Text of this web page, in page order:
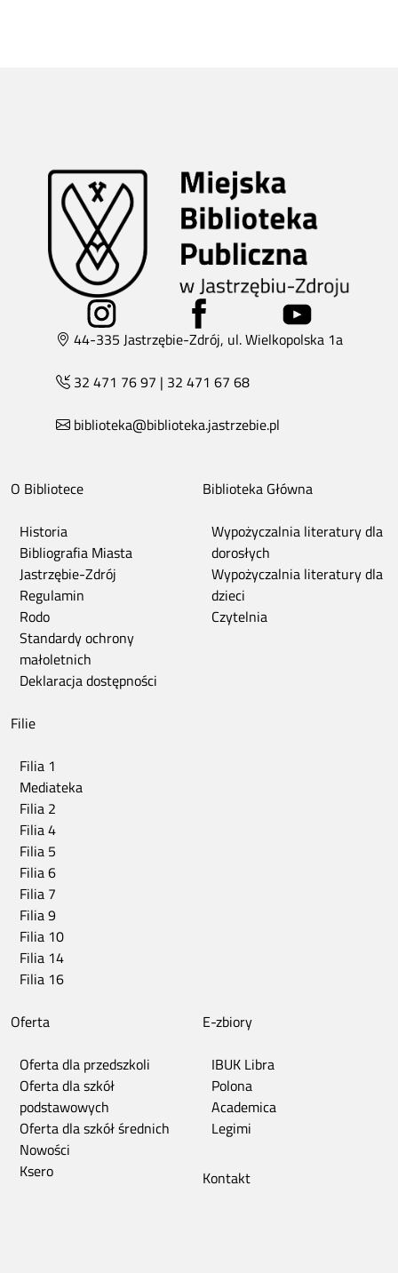
44-335 Jastrzębie-Zdrój, ul. Wielkopolska 1a
32 471 76 97 | 32 471 67 68
biblioteka@biblioteka.jastrzebie.pl
O Bibliotece
Historia
Bibliografia Miasta
Jastrzębie-Zdrój
Regulamin
Rodo
Standardy ochrony
małoletnich
Deklaracja dostępności
Biblioteka Główna
Wypożyczalnia literatury dla
dorosłych
Wypożyczalnia literatury dla
dzieci
Czytelnia
Filie
Filia 1
Mediateka
Filia 2
Filia 4
Filia 5
Filia 6
Filia 7
Filia 9
Filia 10
Filia 14
Filia 16
Oferta
Oferta dla przedszkoli
Oferta dla szkół
podstawowych
Oferta dla szkół średnich
Nowości
Ksero
E-zbiory
IBUK Libra
Polona
Academica
Legimi
Kontakt